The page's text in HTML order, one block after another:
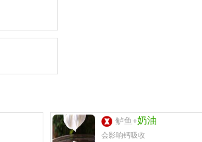
鲈鱼+奶油
会影响钙吸收